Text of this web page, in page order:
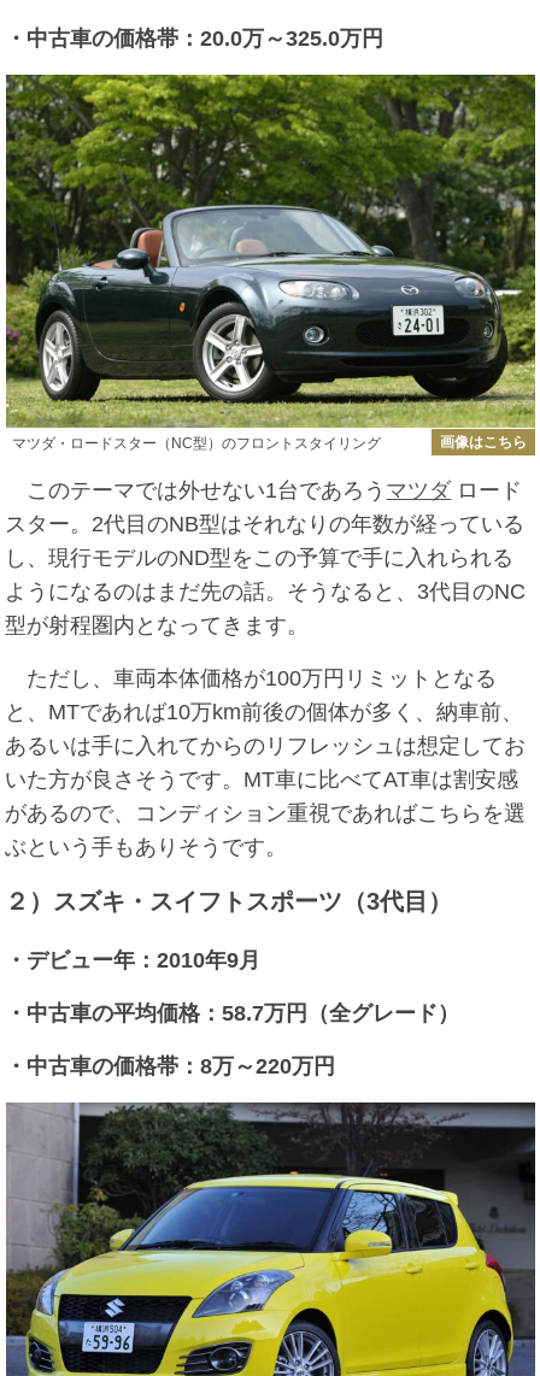
・中古車の価格帯：20.0万～325.0万円
マツダ・ロードスター（NC型）のフロントスタイリング 画像はこちら
このテーマでは外せない1台であろう マツダ ロード
スター。2代目のNB型はそれなりの年数が経っている
し、現行モデルのND型をこの予算で手に入れられる
ようになるのはまだ先の話。そうなると、3代目のNC
型が射程圏内となってきます。
ただし、車両本体価格が100万円リミットとなる
と、MTであれば10万km前後の個体が多く、納車前、
あるいは手に入れてからのリフレッシュは想定してお
いた方が良さそうです。MT車に比べてAT車は割安感
があるので、コンディション重視であればこちらを選
ぶという手もありそうです。
２）スズキ・スイフトスポーツ（3代目）
・デビュー年：2010年9月
・中古車の平均価格：58.7万円（全グレード）
・中古車の価格帯：8万～220万円